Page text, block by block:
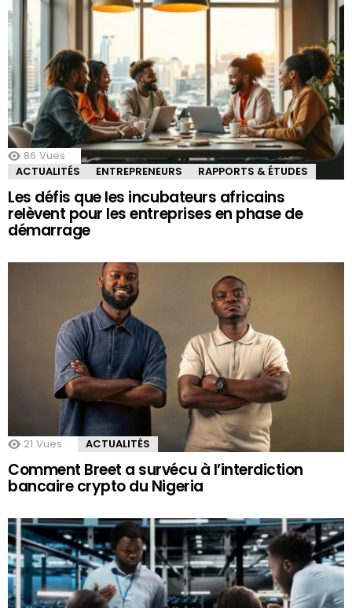
86 Vues
ACTUALITÉS
ENTREPRENEURS RAPPORTS & ÉTUDES
Les défis que les incubateurs africains
relèvent pour les entreprises en phase de
démarrage
21 Vues ACTUALITÉS
Comment Breet a survécu à l’interdiction
bancaire crypto du Nigeria